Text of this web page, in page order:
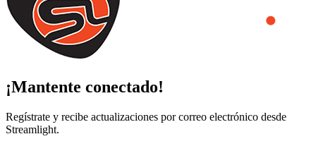
¡Mantente conectado!
Regístrate y recibe actualizaciones por correo electrónico desde
Streamlight.